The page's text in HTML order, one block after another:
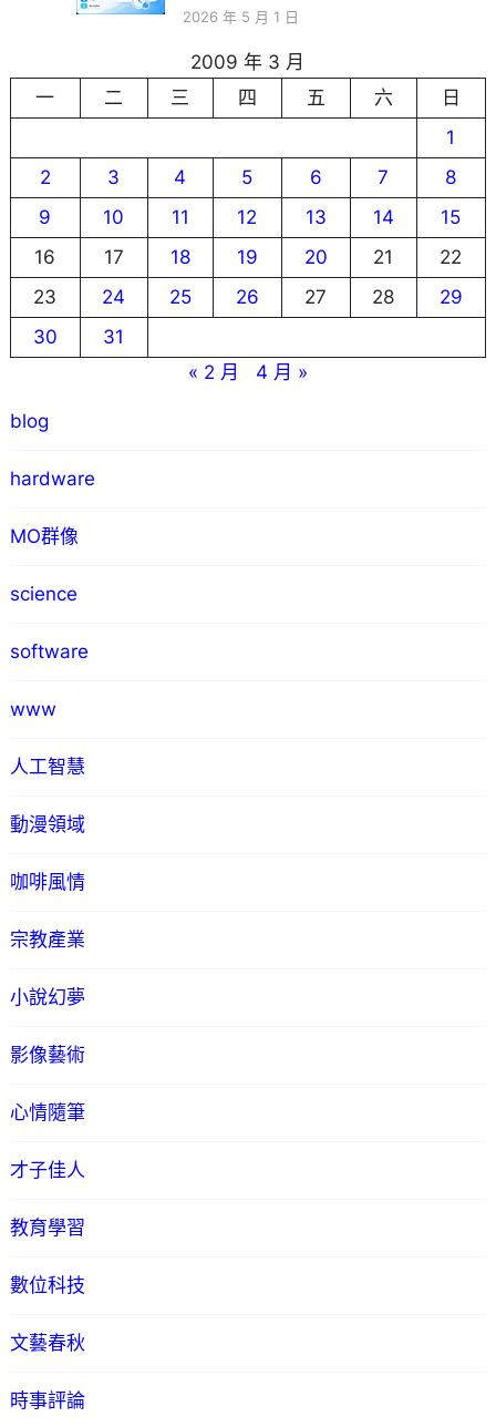
2026 年 5 月 1 日
2009 年 3 月
一
二 三 四 五 六
日
1
2
3 4 5 6 7
8
9
10 11 12 13 14
15
16
17 18 19 20 21
22
23
24 25 26 27 28
29
30
31
« 2 月
4 月 »
blog
hardware
MO群像
science
software
www
人工智慧
動漫領域
咖啡風情
宗教產業
小說幻夢
影像藝術
心情隨筆
才子佳人
教育學習
數位科技
文藝春秋
時事評論